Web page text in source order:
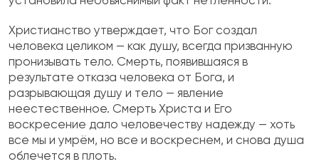
Христианство утверждает, что Бог создал
человека целиком — как душу, всегда призванную
пронизывать тело. Смерть, появившаяся в
результате отказа человека от Бога, и
разрывающая душу и тело — явление
неестественное. Смерть Христа и Его
воскресение дало человечеству надежду — хоть
все мы и умрём, но все и воскреснем, и снова душа
облечется в плоть.